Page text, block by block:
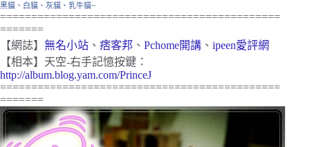
黑貓、白貓、灰貓、乳牛貓~
=============================================
=======
【網誌】 無名小站 、 痞客邦 、 Pchome開講 、 ipeen愛評網
【相本】天空-右手記憶按鍵：
http://album.blog.yam.com/PrinceJ
=============================================
=======